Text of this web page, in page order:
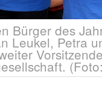
Bürger des
Leukel, Petra